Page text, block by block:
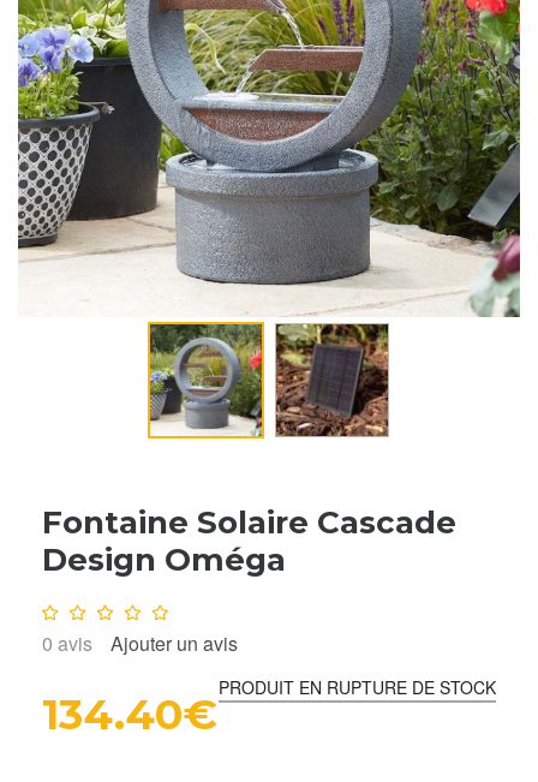
Fontaine Solaire Cascade
Design Oméga
Note : 0/10
0 avis Ajouter un avis
PRODUIT EN RUPTURE DE STOCK
134.40€